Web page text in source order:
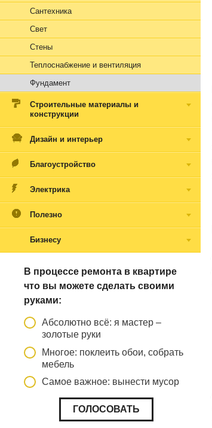
Сантехника
Свет
Стены
Теплоснабжение и вентиляция
Фундамент
Строительные материалы и
конструкции
Дизайн и интерьер
Благоустройство
Электрика
Полезно
Бизнесу
В процессе ремонта в квартире
что вы можете сделать своими
руками:
Абсолютно всё: я мастер –
золотые руки
Многое: поклеить обои, собрать
мебель
Самое важное: вынести мусор